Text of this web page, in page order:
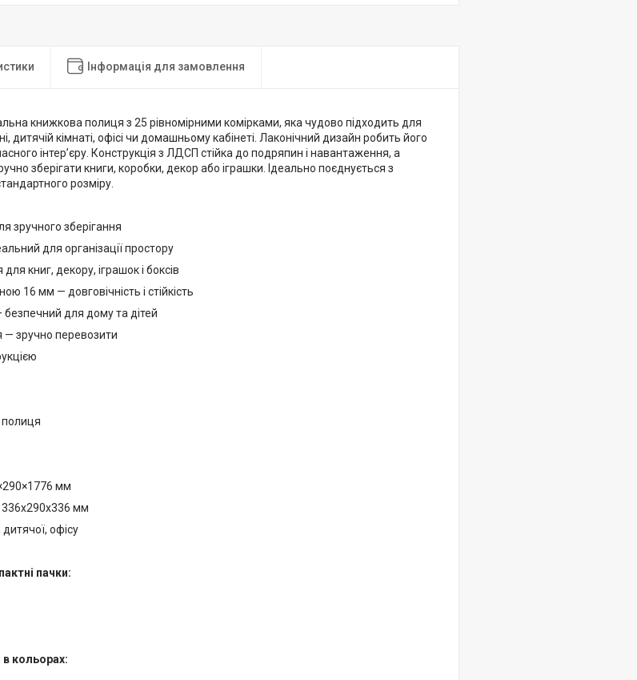
Інформація для замовлення
книжкова полиця з 25 рівномірними комірками, яка чудово підходить для
дитячій кімнаті, офісі чи домашньому кабінеті. Лаконічний дизайн робить його
інтер’єру. Конструкція з ЛДСП стійка до подряпин і навантаження, а
зберігати книги, коробки, декор або іграшки. Ідеально поєднується з
розміру.
зручного зберігання
для організації простору
книг, декору, іграшок і боксів
16 мм — довговічність і стійкість
безпечний для дому та дітей
— зручно перевозити
мм
336х290х336 мм
офісу
пачки:
кольорах: